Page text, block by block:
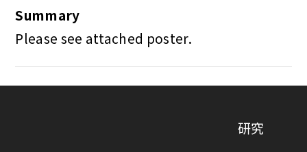
Summary
Please see attached poster.
研究